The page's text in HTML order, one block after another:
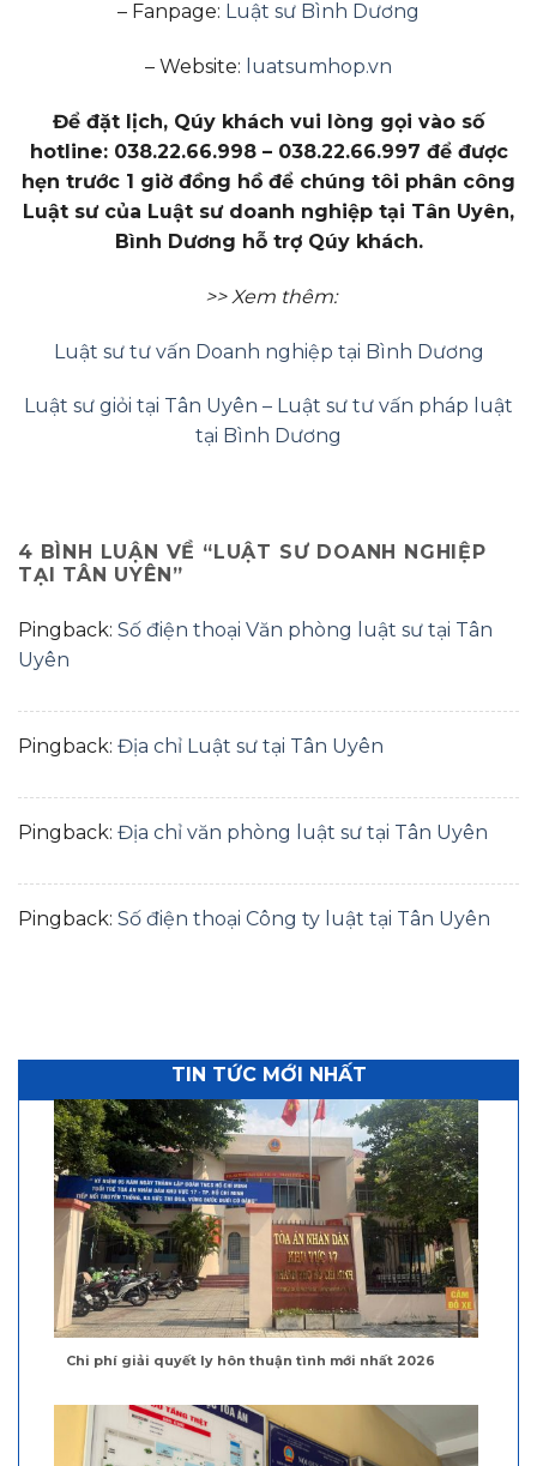
– Fanpage: Luật sư Bình Dương
– Website: luatsumhop.vn
Để đặt lịch, Qúy khách vui lòng gọi vào số
hotline: 038.22.66.998 – 038.22.66.997 để được
hẹn trước 1 giờ đồng hồ để chúng tôi phân công
Luật sư của Luật sư doanh nghiệp tại Tân Uyên,
Bình Dương hỗ trợ Qúy khách.
>> Xem thêm:
Luật sư tư vấn Doanh nghiệp tại Bình Dương
Luật sư giỏi tại Tân Uyên – Luật sư tư vấn pháp luật
tại Bình Dương
4 BÌNH LUẬN VỀ “LUẬT SƯ DOANH NGHIỆP
TẠI TÂN UYÊN”
Pingback: Số điện thoại Văn phòng luật sư tại Tân
Uyên
Pingback: Địa chỉ Luật sư tại Tân Uyên
Pingback: Địa chỉ văn phòng luật sư tại Tân Uyên
Pingback: Số điện thoại Công ty luật tại Tân Uyên
TIN TỨC MỚI NHẤT
Chi phí giải quyết ly hôn thuận tình mới nhất 2026